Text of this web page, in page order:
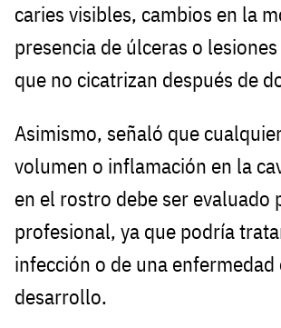
caries visibles, cambios en la
presencia de úlceras o
que no cicatrizan después de
Asimismo, señaló que
volumen o inflamación en la
en el rostro debe ser evaluado
profesional, ya que podría
infección o de una enfermedad
desarrollo.